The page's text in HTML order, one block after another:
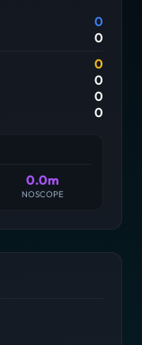
0
0
0
0
0
0
0.0m
NOSCOPE